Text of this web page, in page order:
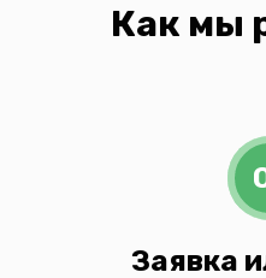
Как мы
Заявка